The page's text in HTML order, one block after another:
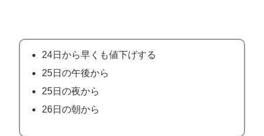
24日から早くも値下げする
25日の午後から
25日の夜から
26日の朝から